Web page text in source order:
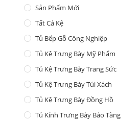
Sản Phẩm Mới
Tất Cả Kệ
Tủ Bếp Gỗ Công Nghiệp
Tủ Kệ Trưng Bày Mỹ Phẩm
Tủ Kệ Trưng Bày Trang Sức
Tủ Kệ Trưng Bày Túi Xách
Tủ Kệ Trưng Bày Đồng Hồ
Tủ Kính Trưng Bày Bảo Tàng